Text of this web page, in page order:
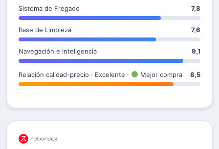
Sistema de Fregado 7,8
Base de Limpieza 7,6
Navegación e Inteligencia 9,1
Relación calidad-precio · Excelente · Mejor compra 8,5